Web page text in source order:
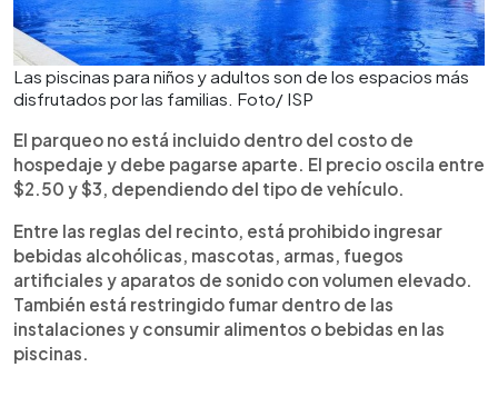
Las piscinas para niños y adultos son de los espacios más
disfrutados por las familias. Foto/ ISP
El parqueo no está incluido dentro del costo de
hospedaje y debe pagarse aparte. El precio oscila entre
$2.50 y $3, dependiendo del tipo de vehículo.
Entre las reglas del recinto, está prohibido ingresar
bebidas alcohólicas, mascotas, armas, fuegos
artificiales y aparatos de sonido con volumen elevado.
También está restringido fumar dentro de las
instalaciones y consumir alimentos o bebidas en las
piscinas.